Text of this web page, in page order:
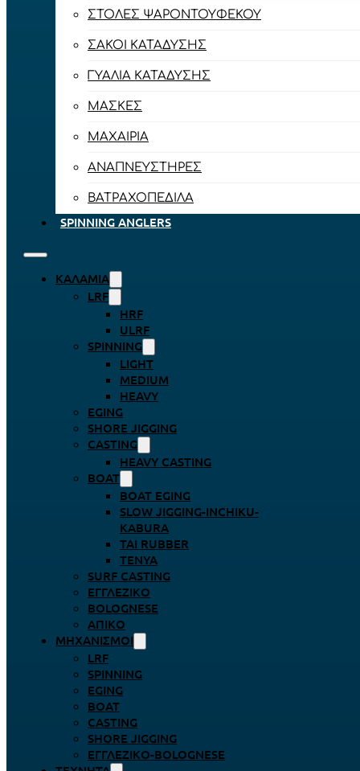
ΣΤΟΛΈΣ ΨΑΡΟΝΤΟΎΦΕΚΟΥ
ΣΆΚΟΙ ΚΑΤΆΔΥΣΗΣ
ΓΥΑΛΙΆ ΚΑΤΆΔΥΣΗΣ
ΜΆΣΚΕΣ
ΜΑΧΑΊΡΙΑ
ΑΝΑΠΝΕΥΣΤΉΡΕΣ
ΒΑΤΡΑΧΟΠΈΔΙΛΑ
SPINNING ANGLERS
ΚΑΛΆΜΙΑ
LRF
HRF
ULRF
SPINNING
LIGHT
MEDIUM
HEAVY
EGING
SHORE JIGGING
CASTING
HEAVY CASTING
BOAT
BOAT EGING
SLOW JIGGING-INCHIKU-
KABURA
TAI RUBBER
TENYA
SURF CASTING
ΕΓΓΛΈΖΙΚΟ
BOLOGNESE
ΑΠΊΚΟ
ΜΗΧΑΝΙΣΜΟΊ
LRF
SPINNING
EGING
BOAT
CASTING
SHORE JIGGING
ΕΓΓΛΈΖΙΚΟ-BOLOGNESE